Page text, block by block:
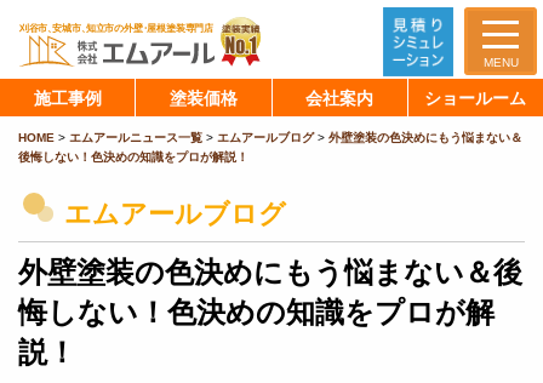
MENU
施工事例 塗装価格 会社案内 ショールーム
HOME > エムアールニュース一覧 > エムアールブログ> 外壁塗装の色決めにもう悩まない＆
後悔しない！色決めの知識をプロが解説！
エムアールブログ
外壁塗装の色決めにもう悩まない＆後
悔しない！色決めの知識をプロが解
説！